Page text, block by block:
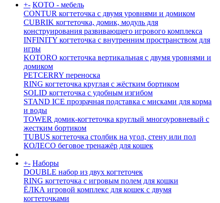
+- КОТО - мебель
CONTUR когтеточка с двумя уровнями и домиком
CUBRIK когтеточка, домик, модуль для
конструирования развивающего игрового комплекса
INFINITY когтеточка с внутренним пространством для
игры
KOTORO когтеточка вертикальная с двумя уровнями и
домиком
PETCERRY переноска
RING когтеточка круглая с жёстким бортиком
SOLID когтеточка с удобным изгибом
STAND ICE прозрачная подставка с мисками для корма
и воды
TOWER домик-когтеточка круглый многоуровневый с
жестким бортиком
TUBUS когтеточка столбик на угол, стену или пол
КОЛЕСО беговое тренажёр для кошек
+- Наборы
DOUBLE набор из двух когтеточек
RING когтеточка c игровым полем для кошки
ЁЛКА игровой комплекс для кошек с двумя
когтеточками